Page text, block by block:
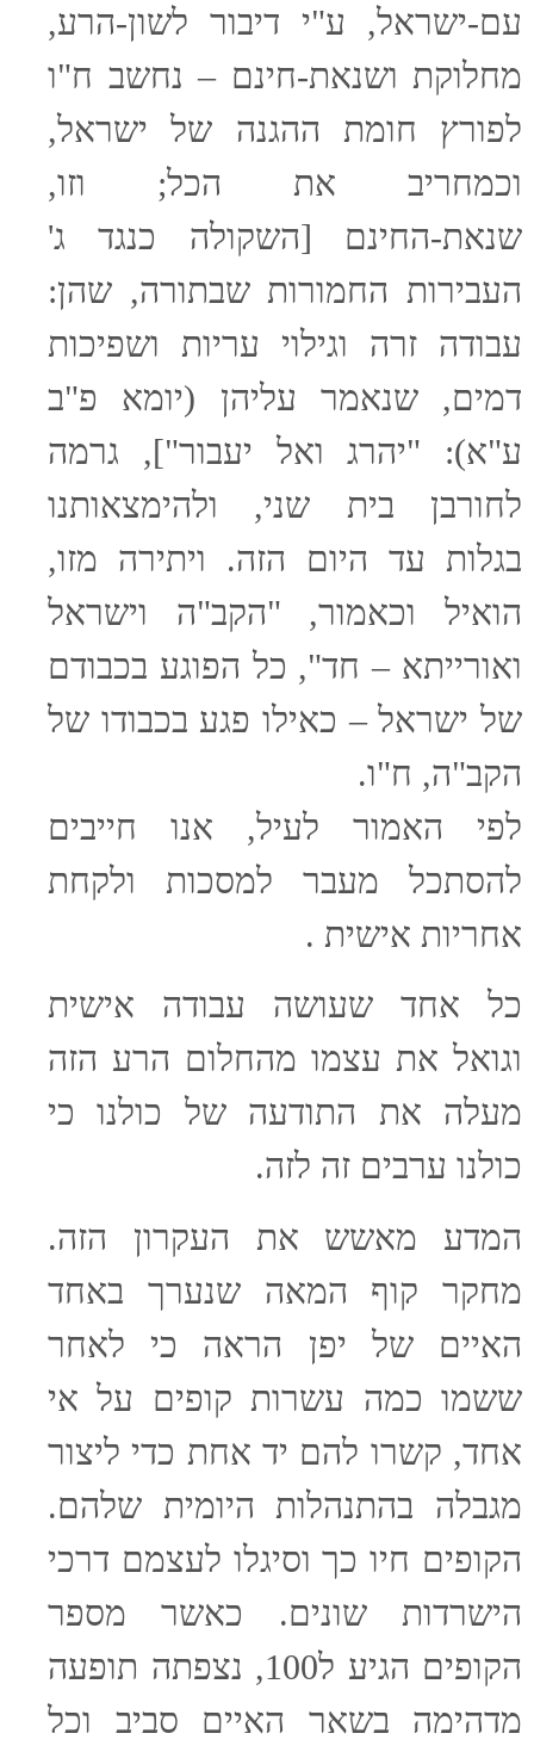
עם-ישראל, ע"י דיבור לשון-הרע,
מחלוקת ושנאת-חינם – נחשב ח"ו
לפורץ חומת ההגנה של ישראל,
וכמחריב את הכל; וזו,
שנאת-החינם [השקולה כנגד ג'
העבירות החמורות שבתורה, שהן:
עבודה זרה וגילוי עריות ושפיכות
דמים, שנאמר עליהן (יומא פ"ב
ע"א): "יהרג ואל יעבור"], גרמה
לחורבן בית שני, ולהימצאותנו
בגלות עד היום הזה. ויתירה מזו,
הואיל וכאמור, "הקב"ה וישראל
ואורייתא – חד", כל הפוגע בכבודם
של ישראל – כאילו פגע בכבודו של
הקב"ה, ח"ו.
לפי האמור לעיל, אנו חייבים
להסתכל מעבר למסכות ולקחת
אחריות אישית .
כל אחד שעושה עבודה אישית
וגואל את עצמו מהחלום הרע הזה
מעלה את התודעה של כולנו כי
כולנו ערבים זה לזה.
המדע מאשש את העקרון הזה.
מחקר קוף המאה שנערך באחד
האיים של יפן הראה כי לאחר
ששמו כמה עשרות קופים על אי
אחד, קשרו להם יד אחת כדי ליצור
מגבלה בהתנהלות היומית שלהם.
הקופים חיו כך וסיגלו לעצמם דרכי
הישרדות שונים. כאשר מספר
הקופים הגיע ל100, נצפתה תופעה
מדהימה בשאר האיים סביב וכל